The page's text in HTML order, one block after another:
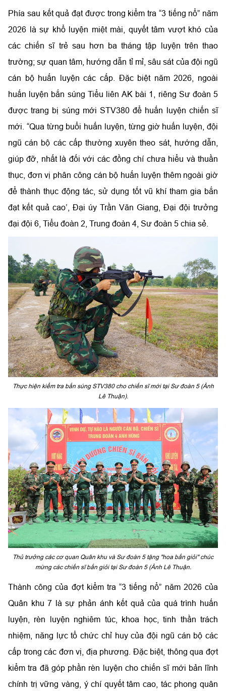
Phía sau kết quả đạt được trong kiểm tra “3 tiếng nổ” năm
2026 là sự khổ luyện miệt mài, quyết tâm vượt khó của
các chiến sĩ trẻ sau hơn ba tháng tập luyện trên thao
trường; sự quan tâm, hướng dẫn tỉ mỉ, sâu sát của đội ngũ
cán bộ huấn luyện các cấp. Đặc biệt năm 2026, ngoài
huấn luyện bắn súng Tiểu liên AK bài 1, riêng Sư đoàn 5
được trang bị súng mới STV380 để huấn luyện chiến sĩ
mới. “Qua từng buổi huấn luyện, từng giờ huấn luyện, đội
ngũ cán bộ các cấp thường xuyên theo sát, hướng dẫn,
giúp đỡ, nhất là đối với các đồng chí chưa hiểu và thuần
thục, đơn vị phân công cán bộ huấn luyện thêm ngoài giờ
để thành thục động tác, sử dụng tốt vũ khí tham gia bắn
đạt kết quả cao’, Đại úy Trần Văn Giang, Đại đội trưởng
đại đội 6, Tiểu đoàn 2, Trung đoàn 4, Sư đoàn 5 chia sẻ.
Thực hiện kiểm tra bắn súng STV380 cho chiến sĩ mới tại Sư đoàn 5 (Ảnh
Lê Thuận).
Thủ trưởng các cơ quan Quân khu và Sư đoàn 5 tặng "hoa bắn giỏi" chúc
mừng các chiến sĩ bắn giỏi tại Sư đoàn 5 (Ảnh Lê Thuận.
Thành công của đợt kiểm tra “3 tiếng nổ” năm 2026 của
Quân khu 7 là sự phản ánh kết quả của quá trình huấn
luyện, rèn luyện nghiêm túc, khoa học, tinh thần trách
nhiệm, năng lực tổ chức chỉ huy của đội ngũ cán bộ các
cấp trong các đơn vị, địa phương. Đặc biệt, thông qua đợt
kiểm tra đã góp phần rèn luyện cho chiến sĩ mới bản lĩnh
chính trị vững vàng, ý chí quyết tâm cao, tác phong quân